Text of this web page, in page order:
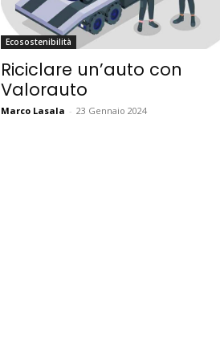
Ecosostenibilità
Riciclare un’auto con
Valorauto
Marco Lasala - 23 Gennaio 2024